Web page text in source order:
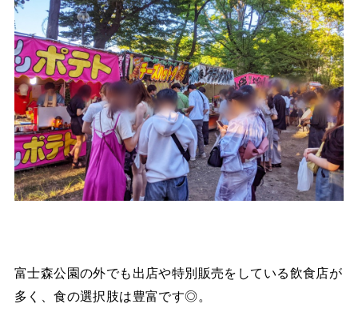
富士森公園の外でも出店や特別販売をしている飲食店が
多く、食の選択肢は豊富です◎。